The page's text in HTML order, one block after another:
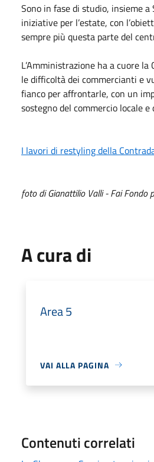
Sono in fase di studio, insieme
iniziative per l’estate, con
sempre più questa parte del
L’Amministrazione ha a cuore la
le difficoltà dei commercianti e
fianco per affrontarle, con un
sostegno del commercio locale
I lavori di restyling della
foto di Gianattilio Valli - Fai Fondo
A cura di
Area 5
VAI ALLA PAGINA
Contenuti correlati